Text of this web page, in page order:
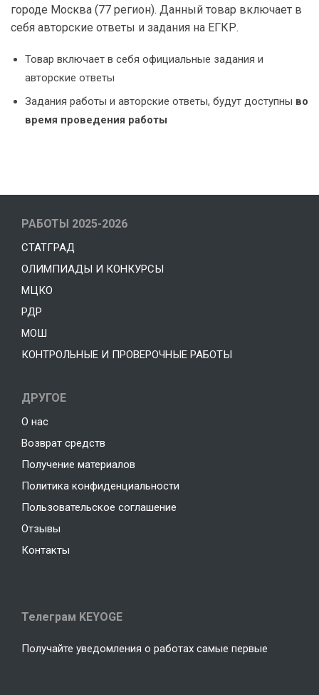
городе Москва (77 регион). Данный товар включает в
себя авторские ответы и задания на ЕГКР.
Товар включает в себя официальные задания и
авторские ответы
Задания работы и авторские ответы, будут доступны во
время проведения работы
РАБОТЫ 2025-2026
СТАТГРАД
ОЛИМПИАДЫ И КОНКУРСЫ
МЦКО
РДР
МОШ
КОНТРОЛЬНЫЕ И ПРОВЕРОЧНЫЕ РАБОТЫ
ДРУГОЕ
О нас
Возврат средств
Получение материалов
Политика конфиденциальности
Пользовательское соглашение
Отзывы
Контакты
Телеграм KEYOGE
Получайте уведомления о работах самые первые